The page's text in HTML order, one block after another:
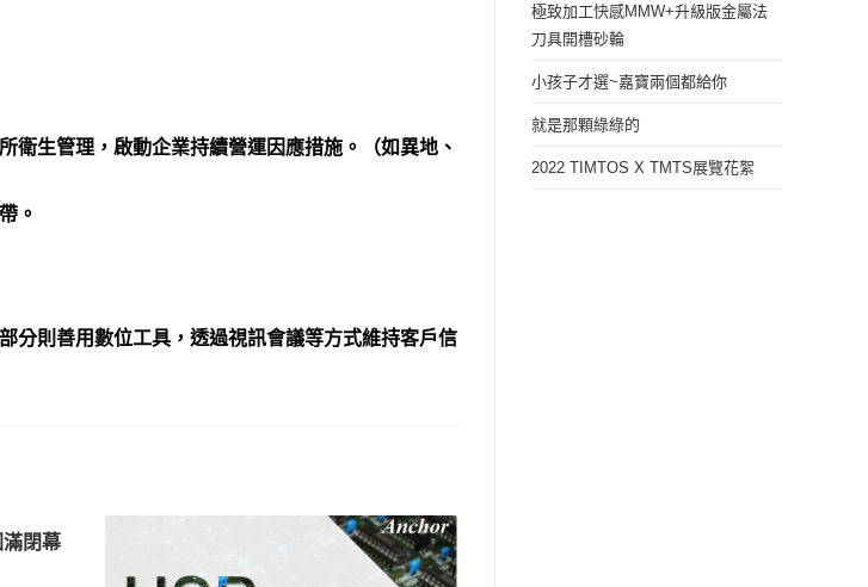
衛生管理，啟動企業持續營運因應措施。（如異地、
。
分則善用數位工具，透過視訊會議等方式維持客戶信
閉幕
極致加工快感MMW+升級版金屬法
刀具開槽砂輪
小孩子才選~嘉寶兩個都給你
就是那顆綠綠的
2022 TIMTOS X TMTS展覽花絮